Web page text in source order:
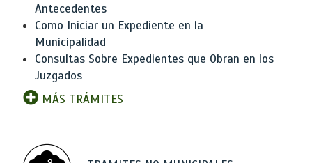
Antecedentes
Como Iniciar un Expediente en la
Municipalidad
Consultas Sobre Expedientes que Obran en los
Juzgados
MÁS TRÁMITES